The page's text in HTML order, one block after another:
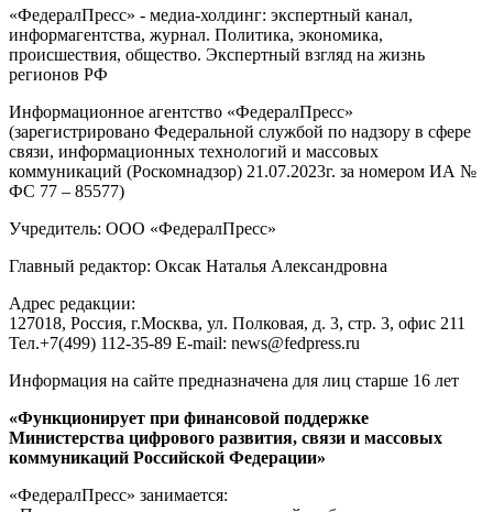
«ФедералПресс» - медиа-холдинг: экспертный канал,
информагентства, журнал. Политика, экономика,
происшествия, общество. Экспертный взгляд на жизнь
регионов РФ
Информационное агентство «ФедералПресс»
(зарегистрировано Федеральной службой по надзору в сфере
связи, информационных технологий и массовых
коммуникаций (Роскомнадзор) 21.07.2023г. за номером ИА №
ФС 77 – 85577)
Учредитель: ООО «ФедералПресс»
Главный редактор: Оксак Наталья Александровна
Адрес редакции:
127018, Россия, г.Москва, ул. Полковая, д. 3, стр. 3, офис 211
Тел.+7(499) 112-35-89 E-mail: news@fedpress.ru
Информация на сайте предназначена для лиц старше 16 лет
«Функционирует при финансовой поддержке
Министерства цифрового развития, связи и массовых
коммуникаций Российской Федерации»
«ФедералПресс» занимается: